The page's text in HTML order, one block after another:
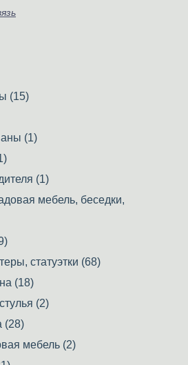
(15)
(1)
(1)
мебель, беседки,
статуэтки (68)
(18)
(2)
(28)
мебель (2)